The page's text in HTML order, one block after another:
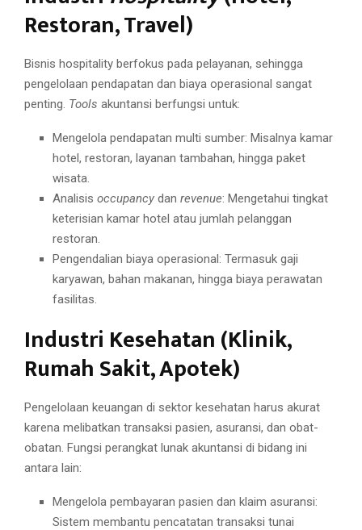
Restoran, Travel)
Bisnis hospitality berfokus pada pelayanan, sehingga
pengelolaan pendapatan dan biaya operasional sangat
penting. Tools akuntansi berfungsi untuk:
Mengelola pendapatan multi sumber: Misalnya kamar
hotel, restoran, layanan tambahan, hingga paket
wisata.
Analisis occupancy dan revenue: Mengetahui tingkat
keterisian kamar hotel atau jumlah pelanggan
restoran.
Pengendalian biaya operasional: Termasuk gaji
karyawan, bahan makanan, hingga biaya perawatan
fasilitas.
Industri Kesehatan (Klinik,
Rumah Sakit, Apotek)
Pengelolaan keuangan di sektor kesehatan harus akurat
karena melibatkan transaksi pasien, asuransi, dan obat-
obatan. Fungsi perangkat lunak akuntansi di bidang ini
antara lain:
Mengelola pembayaran pasien dan klaim asuransi:
Sistem membantu pencatatan transaksi tunai